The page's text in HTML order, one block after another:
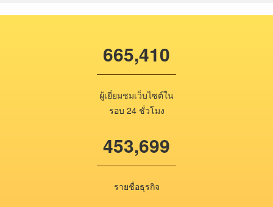
665,410
ผู้เยี่ยมชมเว็บไซต์ใน
รอบ 24 ชั่วโมง
453,699
รายชื่อธุรกิจ